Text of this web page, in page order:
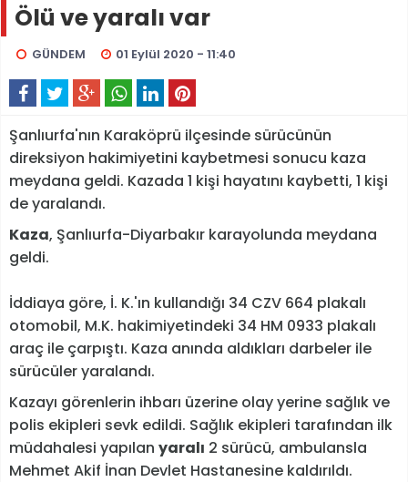
Ölü ve yaralı var
GÜNDEM 01 Eylül 2020 - 11:40
Şanlıurfa'nın Karaköprü ilçesinde sürücünün
direksiyon hakimiyetini kaybetmesi sonucu kaza
meydana geldi. Kazada 1 kişi hayatını kaybetti, 1 kişi
de yaralandı.
Kaza, Şanlıurfa-Diyarbakır karayolunda meydana
geldi.
İddiaya göre, İ. K.'ın kullandığı 34 CZV 664 plakalı
otomobil, M.K. hakimiyetindeki 34 HM 0933 plakalı
araç ile çarpıştı. Kaza anında aldıkları darbeler ile
sürücüler yaralandı.
Kazayı görenlerin ihbarı üzerine olay yerine sağlık ve
polis ekipleri sevk edildi. Sağlık ekipleri tarafından ilk
müdahalesi yapılan yaralı 2 sürücü, ambulansla
Mehmet Akif İnan Devlet Hastanesine kaldırıldı.